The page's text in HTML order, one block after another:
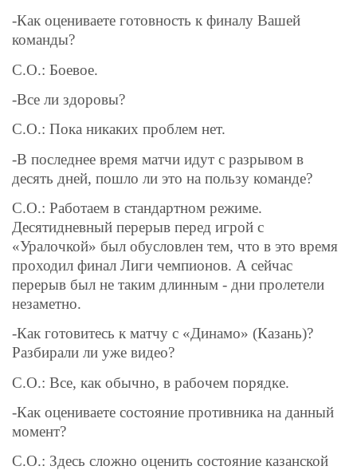
-Как оцениваете готовность к финалу Вашей
команды?
С.О.: Боевое.
-Все ли здоровы?
С.О.: Пока никаких проблем нет.
-В последнее время матчи идут с разрывом в
десять дней, пошло ли это на пользу команде?
С.О.: Работаем в стандартном режиме.
Десятидневный перерыв перед игрой с
«Уралочкой» был обусловлен тем, что в это время
проходил финал Лиги чемпионов. А сейчас
перерыв был не таким длинным - дни пролетели
незаметно.
-Как готовитесь к матчу с «Динамо» (Казань)?
Разбирали ли уже видео?
С.О.: Все, как обычно, в рабочем порядке.
-Как оцениваете состояние противника на данный
момент?
С.О.: Здесь сложно оценить состояние казанской